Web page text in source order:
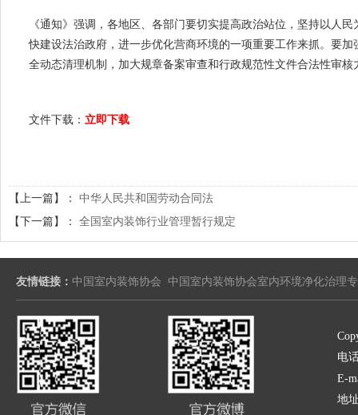
《通知》强调，各地区、各部门要切实提高政治站位，坚持以人
快建设法治政府，进一步优化营商环境的一项重要工作来抓。要
全动态清理机制，加大规章备案审查和行政规范性文件合法性审
文件下载： 立即下载
【上一篇】： 中华人民共和国劳动合同法
【下一篇】： 全国室内装饰行业管理暂行规定
友情链接： 中国室内装饰协会 中国室内装饰协会室内环境净化治理
电
E-
地